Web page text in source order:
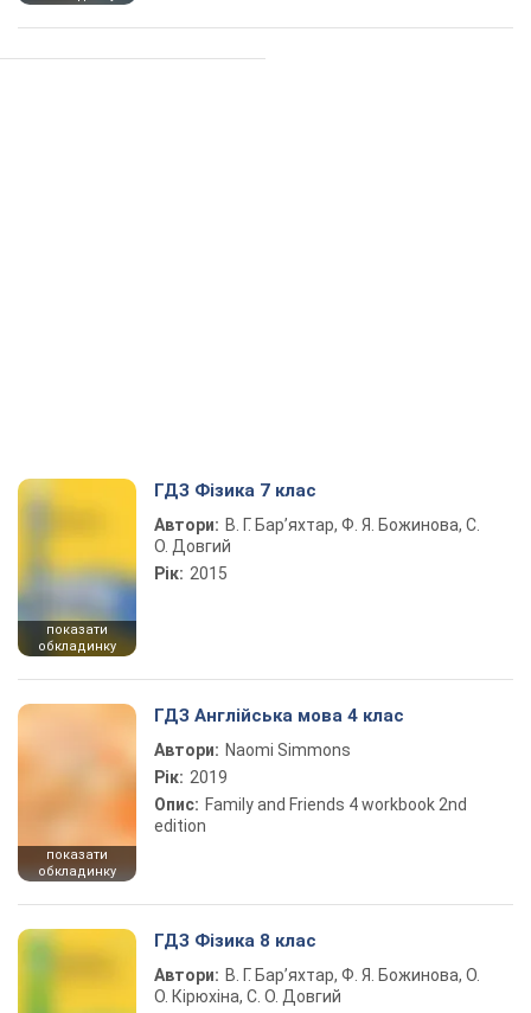
показати
обкладинку
ГДЗ Фізика 7 клас
Автори: В. Г. Бар’яхтар, Ф. Я. Божинова, С.
О. Довгий
Рік: 2015
показати
обкладинку
ГДЗ Англійська мова 4 клас
Автори: Naomi Simmons
Рік: 2019
Опис: Family and Friends 4 workbook 2nd
edition
ГДЗ Фізика 8 клас
Автори: В. Г. Бар’яхтар, Ф. Я. Божинова, О.
О. Кірюхіна, С. О. Довгий